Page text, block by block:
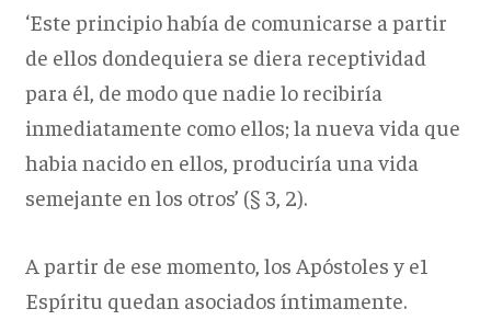
‘Este principio había de comunicarse a partir
de ellos dondequiera se diera receptividad
para él, de modo que nadie lo recibiría
inmediatamente como ellos; la nueva vida que
habia nacido en ellos, produciría una vida
semejante en los otros’ (§ 3, 2).
A partir de ese momento, los Apóstoles y e1
Espíritu quedan asociados íntimamente.